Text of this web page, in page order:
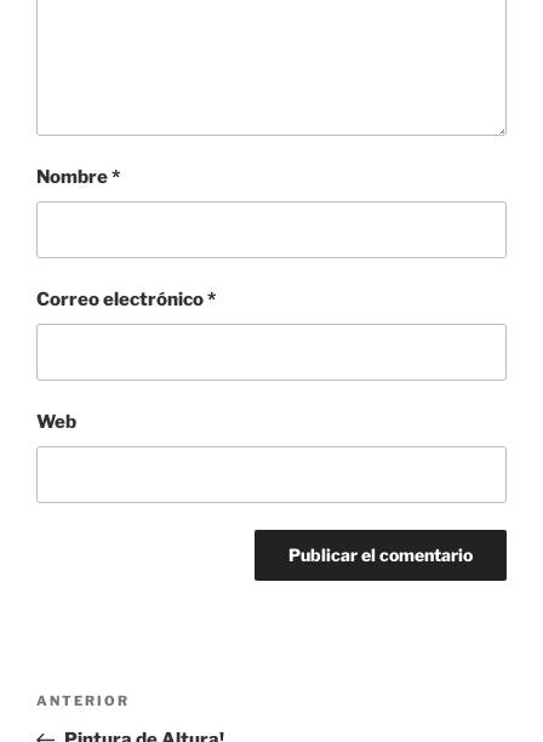
Nombre*
Correo electrónico*
Web
Navegación
Entrada
anterior:
ANTERIOR